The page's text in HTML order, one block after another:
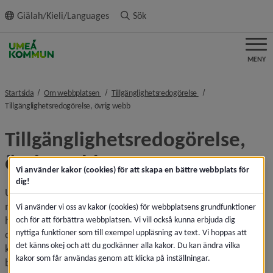
innehållet
Giälah/Kieli/Languages Sök
MENY
Startsida Om webbplatsen nivå i brödsmulenavigeringen
Tillgänglighetsredogörelse nivå i
Tillgänglighetsredogörelse, övrig webbnivå i brödsmulenavigeringen
Tillgänglighetsredogörelse,
övrig webb
Umeå kommun står bakom dessa webbplatser. Vi vill att så
många som möjligt ska kunna använda webbplatsen. Den
här webbsidan beskriver hur webbplatserna uppfyller lagen
om tillgänglighet till digital offentlig service, eventuella
kända tillgänglighetsproblem och hur du kan rapportera
brister till oss så att vi kan åtgärda dem. Vi strävar efter att
Vi använder kakor (cookies) för att skapa en bättre webbplats för
dig!
Vi använder vi oss av kakor (cookies) för webbplatsens grundfunktioner
och för att förbättra webbplatsen. Vi vill också kunna erbjuda dig
nyttiga funktioner som till exempel uppläsning av text. Vi hoppas att
det känns okej och att du godkänner alla kakor. Du kan ändra vilka
kakor som får användas genom att klicka på inställningar.